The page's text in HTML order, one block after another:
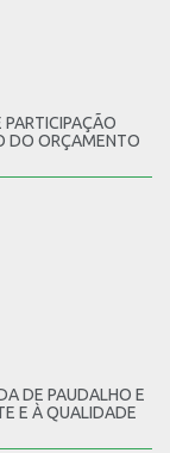
DO ORÇAMENTO
DE PAUDALHO E
E À QUALIDADE